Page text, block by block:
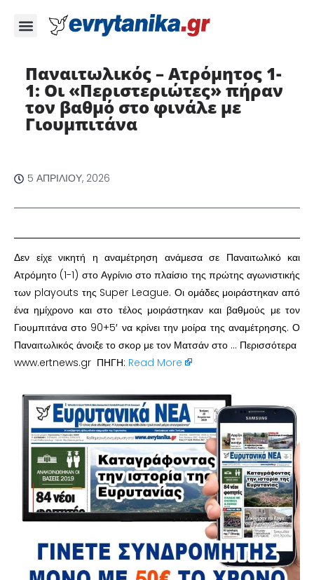
Παναιτωλικός – Ατρόμητος 1-
1: Οι «Περιστεριώτες» πήραν
τον βαθμό στο φινάλε με
Γιουμπιτάνα ​
5 ΑΠΡΙΛΊΟΥ, 2026
​Δεν είχε νικητή η αναμέτρηση ανάμεσα σε Παναιτωλικό και
Ατρόμητο (1-1) στο Αγρίνιο στο πλαίσιο της πρώτης αγωνιστικής
των playouts της Super League. Οι ομάδες μοιράστηκαν από
ένα ημίχρονο και στο τέλος μοιράστηκαν και βαθμούς με τον
Γιουμπιτάνα στο 90+5′ να κρίνει την μοίρα της αναμέτρησης. Ο
Παναιτωλικός άνοιξε το σκορ με τον Ματσάν στο … Περισσότερα
www.ertnews.gr ΠΗΓΗ: Read More